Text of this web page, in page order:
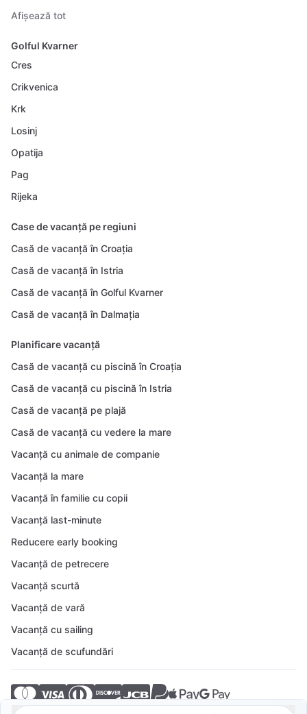
Afișează tot
Golful Kvarner
Cres
Crikvenica
Krk
Losinj
Opatija
Pag
Rijeka
Case de vacanță pe regiuni
Casă de vacanță în Croația
Casă de vacanță în Istria
Casă de vacanță în Golful Kvarner
Casă de vacanță în Dalmația
Planificare vacanță
Casă de vacanță cu piscină în Croația
Casă de vacanță cu piscină în Istria
Casă de vacanță pe plajă
Casă de vacanță cu vedere la mare
Vacanță cu animale de companie
Vacanță la mare
Vacanță în familie cu copii
Vacanță last-minute
Reducere early booking
Vacanță de petrecere
Vacanță scurtă
Vacanță de vară
Vacanță cu sailing
Vacanță de scufundări